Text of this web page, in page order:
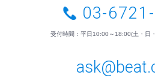
03-
受付時間：平日10:00～18:00(土・日